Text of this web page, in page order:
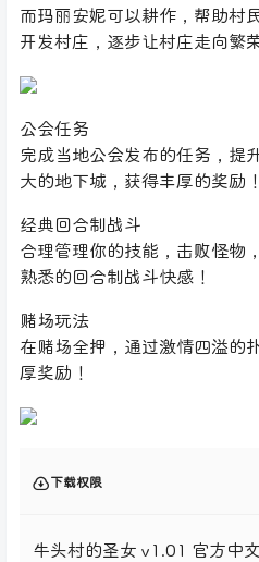
而玛丽安妮可以耕作，帮助村
开发村庄，逐步让村庄走向繁荣
公会任务
完成当地公会发布的任务，提
大的地下城，获得丰厚的奖励！
经典回合制战斗
合理管理你的技能，击败怪
熟悉的回合制战斗快感！
赌场玩法
在赌场全押，通过激情四溢的
厚奖励！
下载权限
牛头村的圣女 v1.01 官方中